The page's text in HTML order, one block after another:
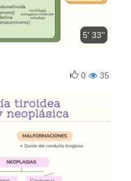
5' 33''
35
0